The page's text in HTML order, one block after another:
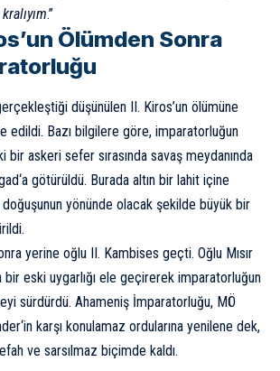
.”
Ölümden Sonra
düşünülen II. Kiros’un ölümüne
edildi. Bazı bilgilere göre, imparatorluğun
bir askeri sefer sırasında savaş meydanında
‘a götürüldü. Burada altın bir lahit içine
yönünde olacak şekilde büyük bir
yerine oğlu II. Kambises geçti. Oğlu Mısır
bir eski uygarlığı ele geçirerek imparatorluğun
sürdürdü. Ahameniş İmparatorluğu, MÖ
‘in karşı konulamaz ordularına yenilene dek,
ve sarsılmaz biçimde kaldı.